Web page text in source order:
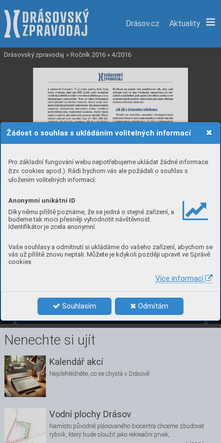
Žádost o souhlas s ukládáním volitelných informací
Pro základní fungování webu nepotřebujeme ukládat žádné informace
(tzv. cookies apod.). Rádi bychom vás ale požádali o souhlas s
uložením volitelných informací:
Anonymní unikátní ID
Díky němu příště poznáme, že se jedná o stejné zařízení, a
budeme tak moci přesněji vyhodnotit návštěvnost.
Identifikátor je zcela anonymní.
Vaše souhlasy a odmítnutí si ukládáme do vašeho zařízení, abychom se
vás už příště znovu neptali. Můžete je kdykoli později upravit ve Správě
cookies
Více informací
Souhlasím Odmítám
Drásov.cz Aktuality
Drásovský zpravodaj » Ročník 2016 » 4/2016
4/2016 5
Nenechte si ujít
Kalendář akcí
Nepřehlédněte, co se chystá v Drásově
Vodní plochy Drásov
Namísto původně plánovaného biocentra chceme zbudovat
rybník, který bude sloužit jako rekreační prvek, …